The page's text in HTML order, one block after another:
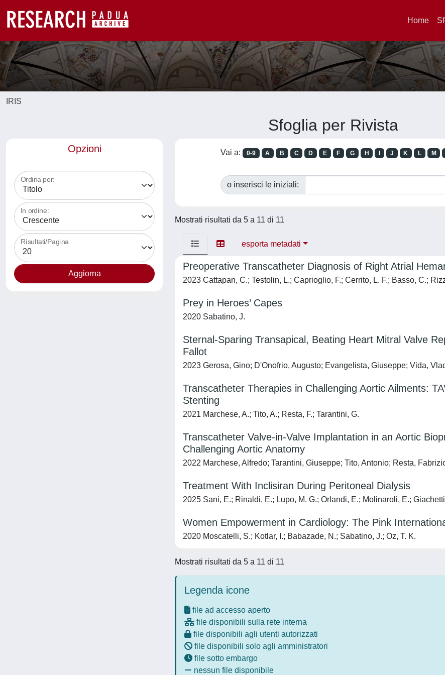
Home
IRIS
Sfoglia per Rivista
Opzioni
Ordina per:
In ordine:
Risultati/Pagina
Vai a: 0-9 A B C D E F G H J K L M
o inserisci le iniziali:
Mostrati risultati da 5 a 11 di 11
esporta metadati
Preoperative Transcatheter Diagnosis of Right Atrial
2023 Cattapan, C.; Testolin, L.; Caprioglio, F.; Cerrito, L. F.; Basso, C.;
Prey in Heroes’ Capes
2020 Sabatino, J.
Sternal-Sparing Transapical, Beating Heart Mitral Valve
Fallot
2023 Gerosa, Gino; D'Onofrio, Augusto; Evangelista, Giuseppe; Vida,
Transcatheter Therapies in Challenging Aortic Ailments:
Stenting
2021 Marchese, A.; Tito, A.; Resta, F.; Tarantini, G.
Transcatheter Valve-in-Valve Implantation in an Aortic
Challenging Aortic Anatomy
2022 Marchese, Alfredo; Tarantini, Giuseppe; Tito, Antonio; Resta,
Treatment With Inclisiran During Peritoneal Dialysis
2025 Sani, E.; Rinaldi, E.; Lupo, M. G.; Orlandi, E.; Molinaroli, E.;
Women Empowerment in Cardiology: The Pink
2020 Moscatelli, S.; Kotlar, I.; Babazade, N.; Sabatino, J.; Oz, T. K.
Mostrati risultati da 5 a 11 di 11
Legenda icone
file ad accesso aperto
file disponibili sulla rete interna
file disponibili agli utenti autorizzati
file disponibili solo agli amministratori
file sotto embargo
nessun file disponibile